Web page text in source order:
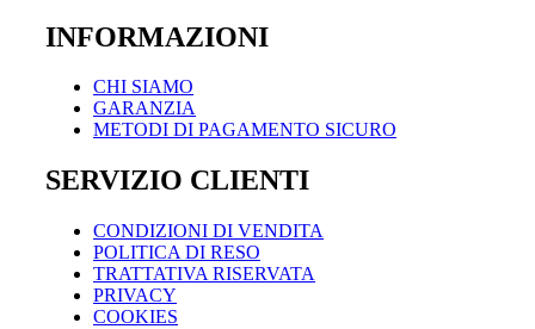
INFORMAZIONI
CHI SIAMO
GARANZIA
METODI DI PAGAMENTO SICURO
SERVIZIO CLIENTI
CONDIZIONI DI VENDITA
POLITICA DI RESO
TRATTATIVA RISERVATA
PRIVACY
COOKIES